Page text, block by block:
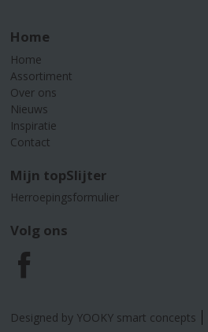
Home
Home
Assortiment
Over ons
Nieuws
Inspiratie
Contact
Mijn topSlijter
Herroepingsformulier
Volg ons
F
a
Designed by YOOKY smart concepts